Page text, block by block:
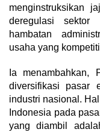
menginstruksikan
deregulasi sektor
hambatan
usaha yang
Ia menambahkan,
diversifikasi pasar
industri nasional.
Indonesia pada
yang diambil